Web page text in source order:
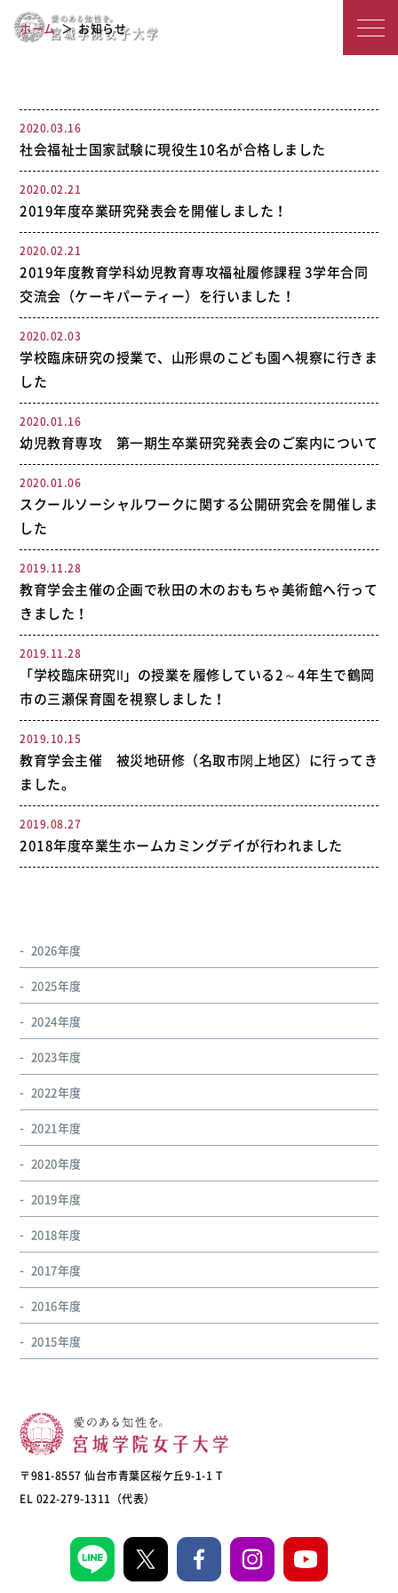
女
子
大
学
2019年度のアーカイブ
ホーム お知らせ
2020.03.16
社会福祉士国家試験に現役生10名が合格しました
2020.02.21
2019年度卒業研究発表会を開催しました！
2020.02.21
2019年度教育学科幼児教育専攻福祉履修課程 3学年合同
交流会（ケーキパーティー）を行いました！
2020.02.03
学校臨床研究の授業で、山形県のこども園へ視察に行きま
した
2020.01.16
幼児教育専攻 第一期生卒業研究発表会のご案内について
2020.01.06
スクールソーシャルワークに関する公開研究会を開催しま
した
2019.11.28
教育学会主催の企画で秋田の木のおもちゃ美術館へ行って
きました！
2019.11.28
「学校臨床研究Ⅱ」の授業を履修している2～4年生で鶴岡
市の三瀬保育園を視察しました！
2019.10.15
教育学会主催 被災地研修（名取市閖上地区）に行ってき
ました。
2019.08.27
2018年度卒業生ホームカミングデイが行われました
2026年度
2025年度
2024年度
2023年度
2022年度
2021年度
2020年度
2019年度
2018年度
2017年度
2016年度
2015年度
〒981-8557 仙台市青葉区桜ケ丘9-1-1 T
EL 022-279-1311（代表）